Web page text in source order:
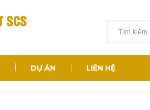
DỰ ÁN LIÊN HỆ